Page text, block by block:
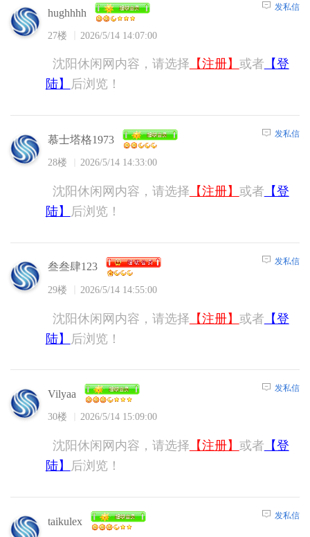
hughhhh
27楼 2026/5/14 14:07:00
发私信
沈阳休闲网内容，请选择 【注册】 或者 【登
陆】
后浏览！
慕士塔格1973
28楼 2026/5/14 14:33:00
发私信
沈阳休闲网内容，请选择 【注册】 或者 【登
陆】
后浏览！
叁叁肆123
29楼 2026/5/14 14:55:00
发私信
沈阳休闲网内容，请选择 【注册】 或者 【登
陆】
后浏览！
Vilyaa
30楼 2026/5/14 15:09:00
发私信
沈阳休闲网内容，请选择 【注册】 或者 【登
陆】
后浏览！
taikulex 发私信